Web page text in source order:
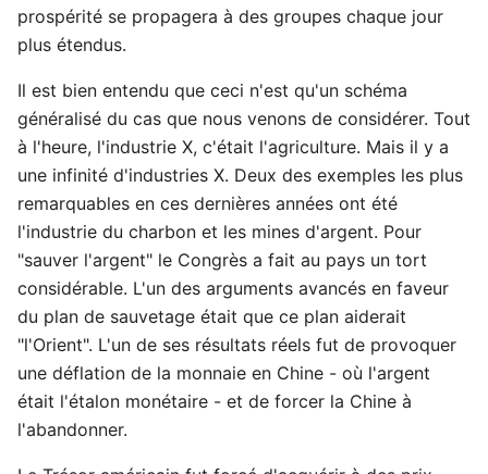
prospérité se propagera à des groupes chaque jour
plus étendus.
Il est bien entendu que ceci n'est qu'un schéma
généralisé du cas que nous venons de considérer. Tout
à l'heure, l'industrie X, c'était l'agriculture. Mais il y a
une infinité d'industries X. Deux des exemples les plus
remarquables en ces dernières années ont été
l'industrie du charbon et les mines d'argent. Pour
"sauver l'argent" le Congrès a fait au pays un tort
considérable. L'un des arguments avancés en faveur
du plan de sauvetage était que ce plan aiderait
"l'Orient". L'un de ses résultats réels fut de provoquer
une déflation de la monnaie en Chine - où l'argent
était l'étalon monétaire - et de forcer la Chine à
l'abandonner.